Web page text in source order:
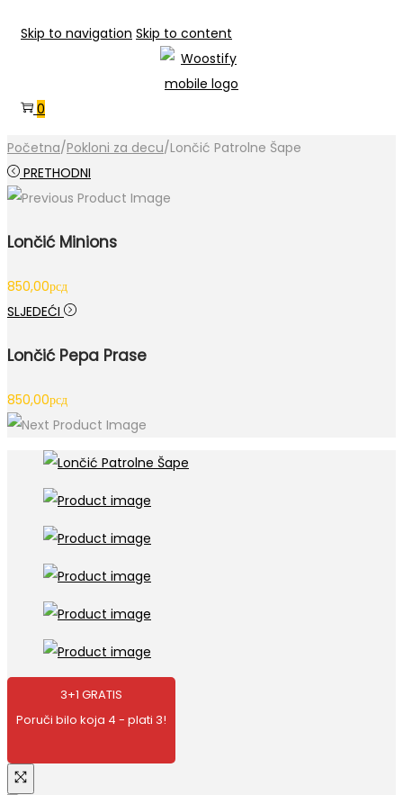
Skip to navigation Skip to content
0
Početna/Pokloni za decu/Lončić Patrolne Šape
PRETHODNI
Lončić Minions
850,00рсд
SLJEDEĆI
Lončić Pepa Prase
850,00рсд